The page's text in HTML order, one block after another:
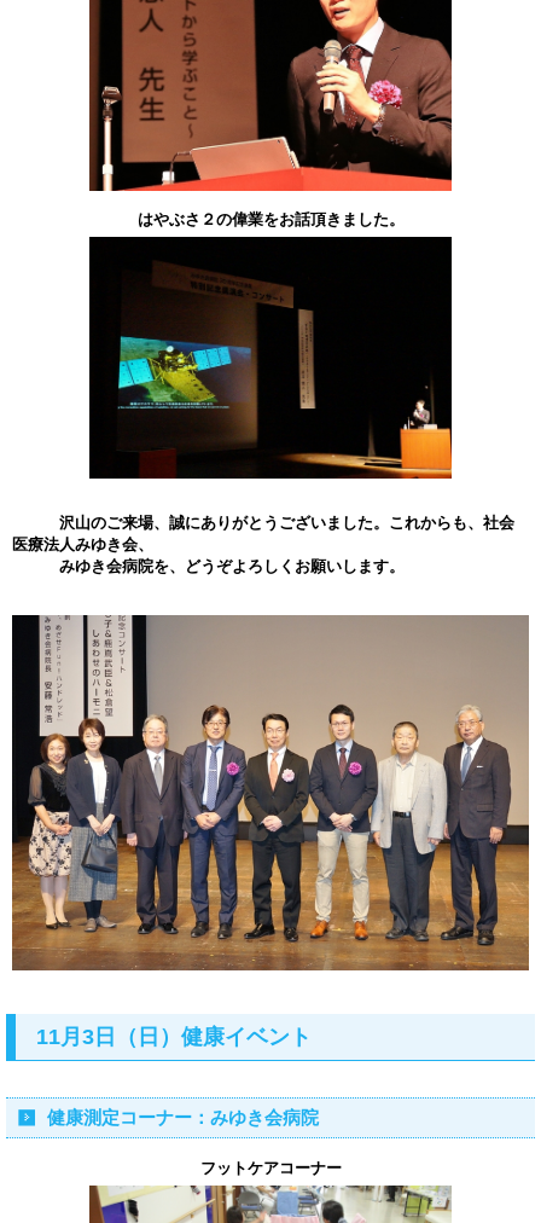
はやぶさ２の偉業をお話頂きました。
沢山のご来場、誠にありがとうございました。これからも、社会
医療法人みゆき会、
みゆき会病院を、どうぞよろしくお願いします。
11月3日（日）健康イベント
健康測定コーナー：みゆき会病院
フットケアコーナー